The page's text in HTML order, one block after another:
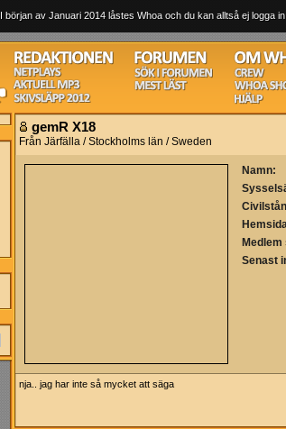
I början av Januari 2014 låstes Whoa och du kan alltså ej logga
gemR X18
Från Järfälla / Stockholms län / Sweden
Namn:
Medlem
Senast
nja.. jag har inte så mycket att säga